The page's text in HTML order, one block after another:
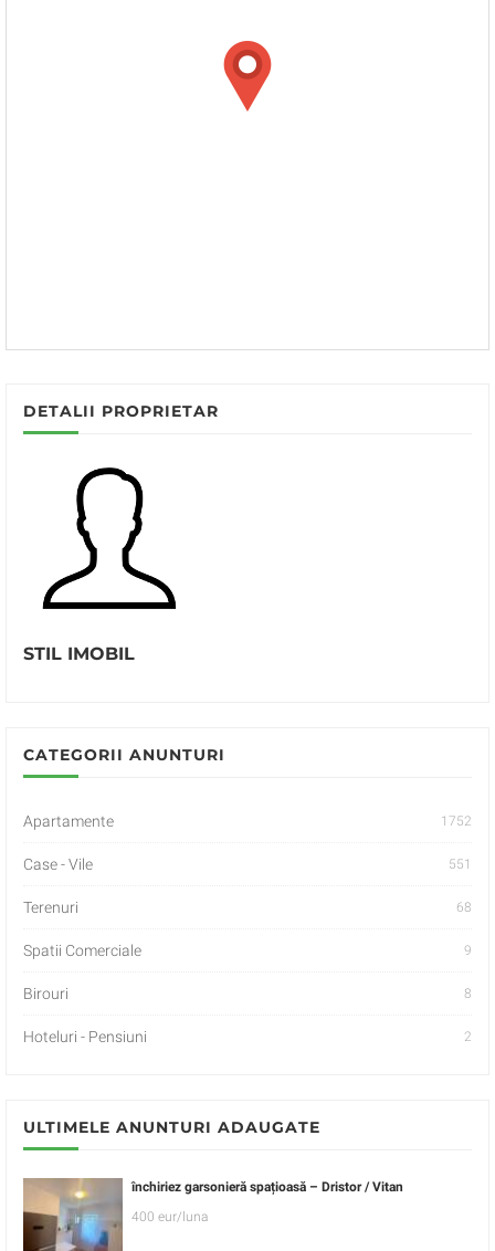
DETALII PROPRIETAR
STIL IMOBIL
CATEGORII ANUNTURI
Apartamente 1752
Case - Vile 551
Terenuri 68
Spatii Comerciale 9
Birouri 8
Hoteluri - Pensiuni 2
ULTIMELE ANUNTURI ADAUGATE
închiriez garsonieră spațioasă – Dristor / Vitan
400 eur/luna